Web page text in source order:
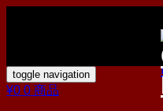
toggle navigation
¥0 0 商品